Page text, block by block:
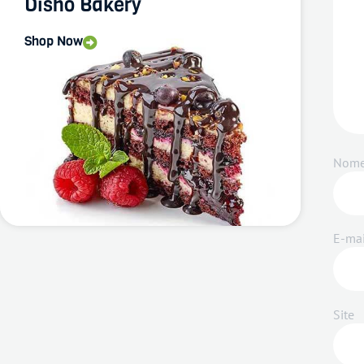
Shop Now
E-
Site